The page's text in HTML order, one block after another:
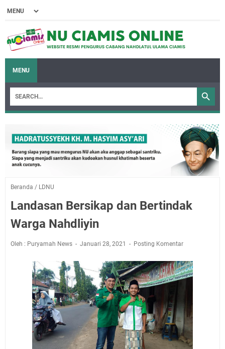
MENU
Beranda / LDNU
Landasan Bersikap dan Bertindak
Warga Nahdliyin
Oleh : Puryamah News Januari 28, 2021 Posting Komentar